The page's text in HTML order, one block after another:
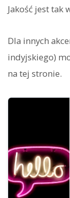
Jakość jest tak
Dla innych
indyjskiego)
na tej stronie.